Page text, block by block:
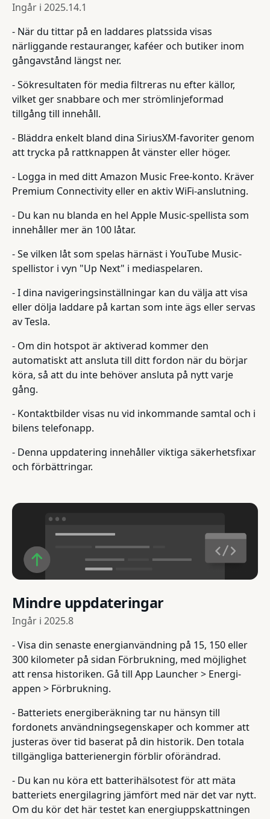
Ingår i 2025.14.1
- När du tittar på en laddares platssida visas
närliggande restauranger, kaféer och butiker inom
gångavstånd längst ner.
- Sökresultaten för media filtreras nu efter källor,
vilket ger snabbare och mer strömlinjeformad
tillgång till innehåll.
- Bläddra enkelt bland dina SiriusXM-favoriter genom
att trycka på rattknappen åt vänster eller höger.
- Logga in med ditt Amazon Music Free-konto. Kräver
Premium Connectivity eller en aktiv WiFi-anslutning.
- Du kan nu blanda en hel Apple Music-spellista som
innehåller mer än 100 låtar.
- Se vilken låt som spelas härnäst i YouTube Music-
spellistor i vyn "Up Next" i mediaspelaren.
- I dina navigeringsinställningar kan du välja att visa
eller dölja laddare på kartan som inte ägs eller servas
av Tesla.
- Om din hotspot är aktiverad kommer den
automatiskt att ansluta till ditt fordon när du börjar
köra, så att du inte behöver ansluta på nytt varje
gång.
- Kontaktbilder visas nu vid inkommande samtal och i
bilens telefonapp.
- Denna uppdatering innehåller viktiga säkerhetsfixar
och förbättringar.
Mindre uppdateringar
Ingår i 2025.8
- Visa din senaste energianvändning på 15, 150 eller
300 kilometer på sidan Förbrukning, med möjlighet
att rensa historiken. Gå till App Launcher > Energi-
appen > Förbrukning.
- Batteriets energiberäkning tar nu hänsyn till
fordonets användningsegenskaper och kommer att
justeras över tid baserat på din historik. Den totala
tillgängliga batterienergin förblir oförändrad.
- Du kan nu köra ett batterihälsotest för att mäta
batteriets energilagring jämfört med när det var nytt.
Om du kör det här testet kan energiuppskattningen